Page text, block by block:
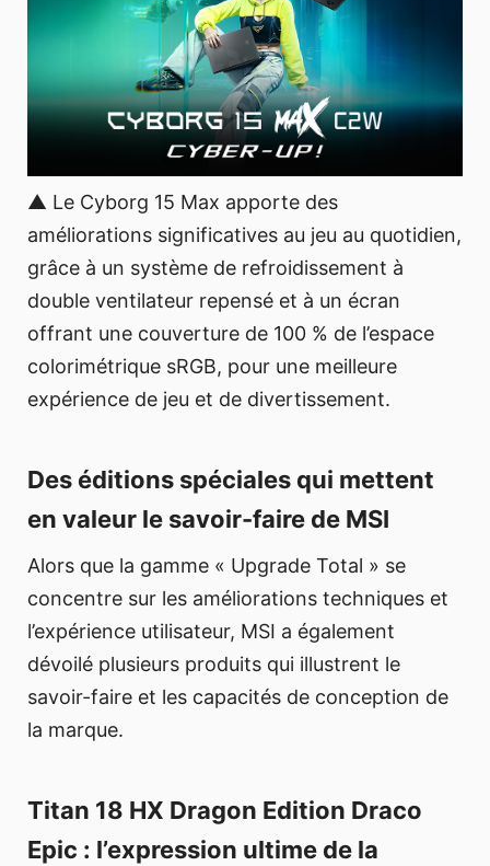
▲ Le Cyborg 15 Max apporte des
améliorations significatives au jeu au quotidien,
grâce à un système de refroidissement à
double ventilateur repensé et à un écran
offrant une couverture de 100 % de l’espace
colorimétrique sRGB, pour une meilleure
expérience de jeu et de divertissement.
Des éditions spéciales qui mettent
en valeur le savoir-faire de MSI
Alors que la gamme « Upgrade Total » se
concentre sur les améliorations techniques et
l’expérience utilisateur, MSI a également
dévoilé plusieurs produits qui illustrent le
savoir-faire et les capacités de conception de
la marque.
Titan 18 HX Dragon Edition Draco
Epic : l’expression ultime de la